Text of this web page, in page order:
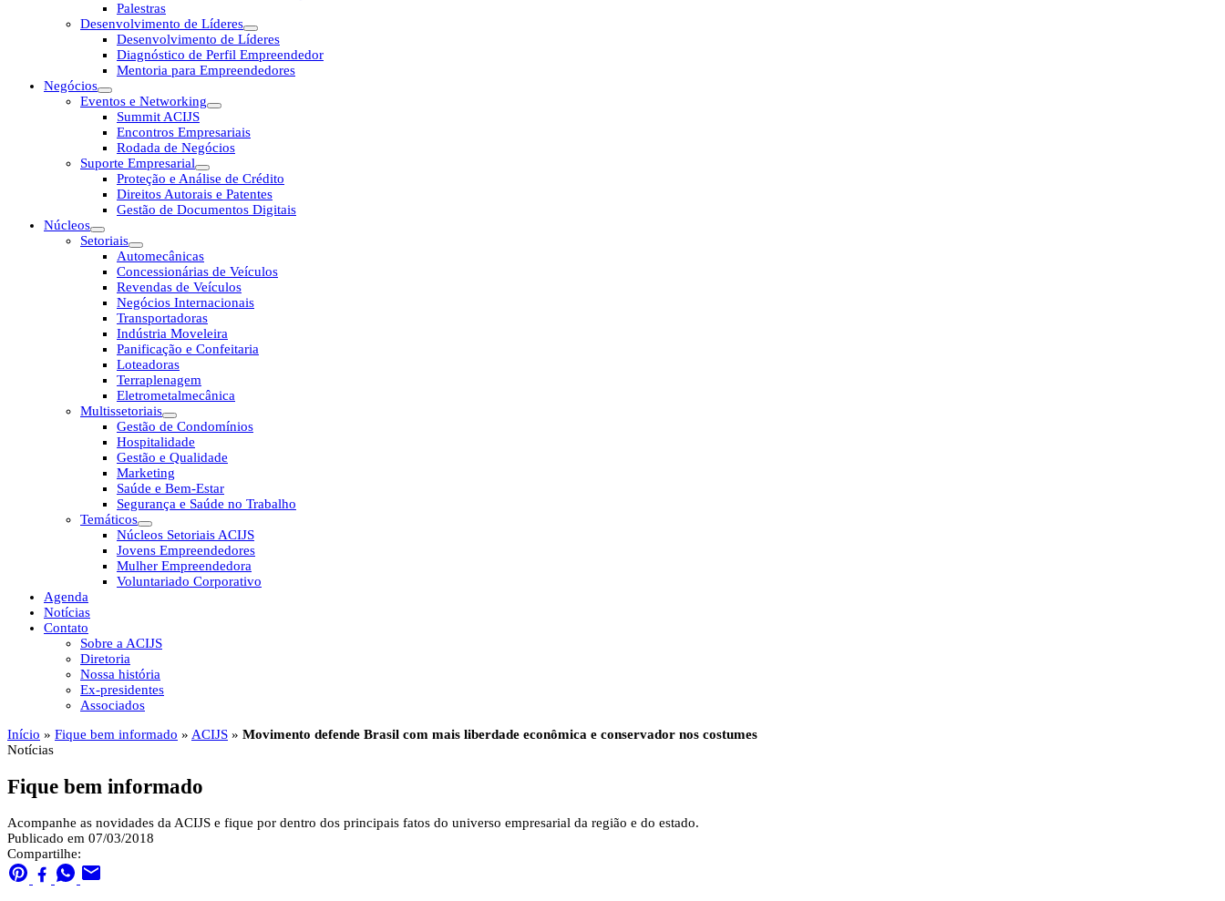
Palestras
Desenvolvimento de Líderes
Desenvolvimento de Líderes
Diagnóstico de Perfil Empreendedor
Mentoria para Empreendedores
Negócios
Eventos e Networking
Summit ACIJS
Encontros Empresariais
Rodada de Negócios
Suporte Empresarial
Proteção e Análise de Crédito
Direitos Autorais e Patentes
Gestão de Documentos Digitais
Núcleos
Setoriais
Automecânicas
Concessionárias de Veículos
Revendas de Veículos
Negócios Internacionais
Transportadoras
Indústria Moveleira
Panificação e Confeitaria
Loteadoras
Terraplenagem
Eletrometalmecânica
Multissetoriais
Gestão de Condomínios
Hospitalidade
Gestão e Qualidade
Marketing
Saúde e Bem-Estar
Segurança e Saúde no Trabalho
Temáticos
Núcleos Setoriais ACIJS
Jovens Empreendedores
Mulher Empreendedora
Voluntariado Corporativo
Agenda
Notícias
Contato
Sobre a ACIJS
Diretoria
Nossa história
Ex-presidentes
Associados
Início » Fique bem informado » ACIJS » Movimento defende Brasil com mais liberdade econômica e conservador nos costumes
Notícias
Fique bem informado
Acompanhe as novidades da ACIJS e fique por dentro dos principais fatos do universo empresarial da região e do estado.
Publicado em 07/03/2018
Compartilhe: